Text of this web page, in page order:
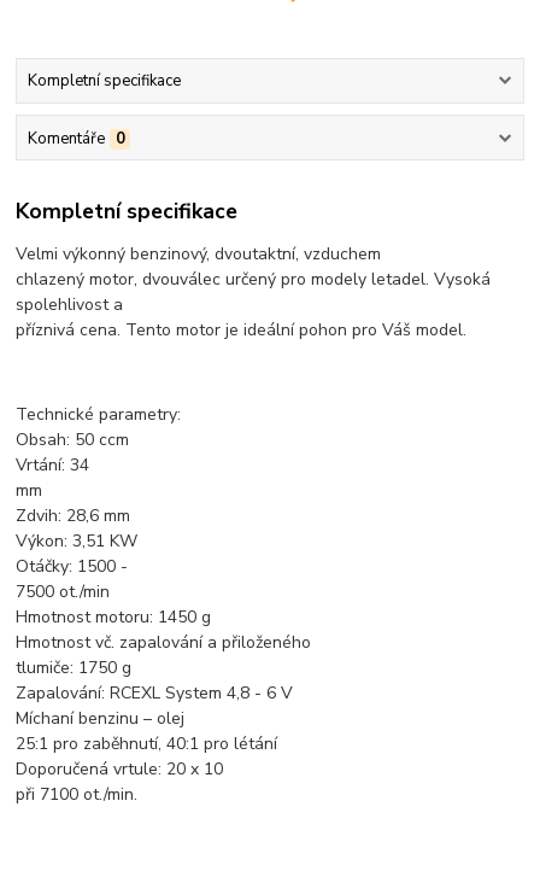
Kompletní specifikace
Komentáře 0
Kompletní specifikace
Velmi výkonný benzinový, dvoutaktní, vzduchem
chlazený motor, dvouválec určený pro modely letadel. Vysoká
spolehlivost a
příznivá cena. Tento motor je ideální pohon pro Váš model.
Technické parametry:
Obsah: 50 ccm
Vrtání: 34
mm
Zdvih: 28,6 mm
Výkon: 3,51 KW
Otáčky: 1500 -
7500 ot./min
Hmotnost motoru: 1450 g
Hmotnost vč. zapalování a přiloženého
tlumiče: 1750 g
Zapalování: RCEXL System 4,8 - 6 V
Míchaní benzinu – olej
25:1 pro zaběhnutí, 40:1 pro létání
Doporučená vrtule: 20 x 10
při 7100 ot./min.